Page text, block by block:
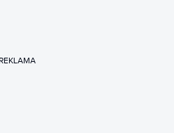
REKLAMA